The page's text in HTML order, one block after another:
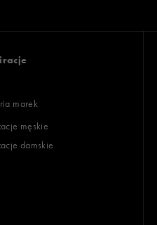
marek
męskie
damskie